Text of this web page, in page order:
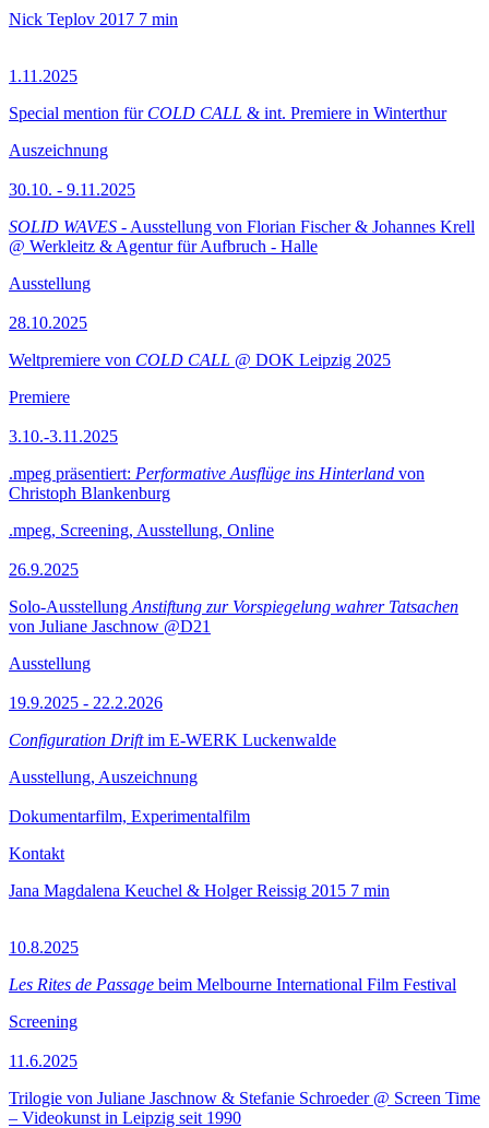
Nick Teplov 2017 7 min
1.11.2025
Special mention für COLD CALL & int. Premiere in Winterthur
Auszeichnung
30.10. - 9.11.2025
SOLID WAVES - Ausstellung von Florian Fischer & Johannes Krell
@ Werkleitz & Agentur für Aufbruch - Halle
Ausstellung
28.10.2025
Weltpremiere von COLD CALL @ DOK Leipzig 2025
Premiere
3.10.-3.11.2025
.mpeg präsentiert: Performative Ausflüge ins Hinterland von
Christoph Blankenburg
.mpeg, Screening, Ausstellung, Online
26.9.2025
Solo-Ausstellung Anstiftung zur Vorspiegelung wahrer Tatsachen
von Juliane Jaschnow @D21
Ausstellung
19.9.2025 - 22.2.2026
Configuration Driftim E-WERK Luckenwalde
Ausstellung, Auszeichnung
Dokumentarfilm, Experimentalfilm
Kontakt
Jana Magdalena Keuchel & Holger Reissig 2015 7 min
10.8.2025
Les Rites de Passage beim Melbourne International Film Festival
Screening
11.6.2025
Trilogie von Juliane Jaschnow & Stefanie Schroeder @ Screen Time
– Videokunst in Leipzig seit 1990